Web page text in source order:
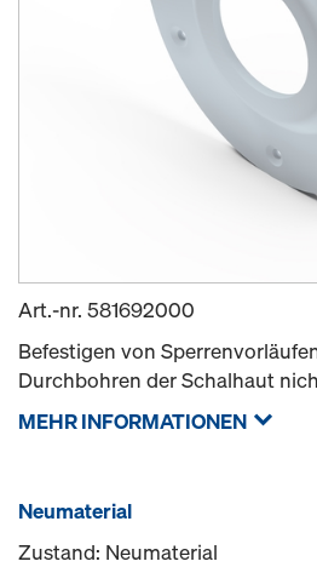
Art.-nr. 581692000
Befestigen von
Durchbohren der Schalhaut
MEHR INFORMATIONEN
Neumaterial
Zustand: Neumaterial